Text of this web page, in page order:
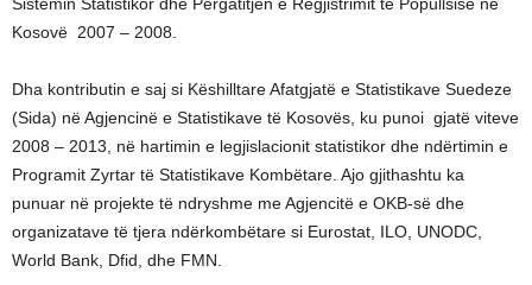
Kosovë 2007 – 2008.
Dha kontributin e saj si Këshilltare Afatgjatë e Statistikave Suedeze
(Sida) në Agjencinë e Statistikave të Kosovës, ku punoi gjatë viteve
2008 – 2013, në hartimin e legjislacionit statistikor dhe ndërtimin e
Programit Zyrtar të Statistikave Kombëtare. Ajo gjithashtu ka
punuar në projekte të ndryshme me Agjencitë e OKB-së dhe
organizatave të tjera ndërkombëtare si Eurostat, ILO, UNODC,
World Bank, Dfid, dhe FMN.